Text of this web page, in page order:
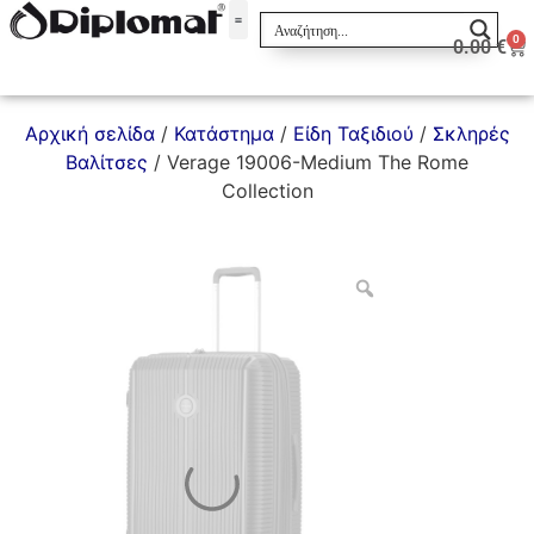
0.00€ 0
Αρχική σελίδα/ Κατάστημα/ Είδη Ταξιδιού / Σκληρές
Βαλίτσες / Verage 19006-Medium The Rome
Collection